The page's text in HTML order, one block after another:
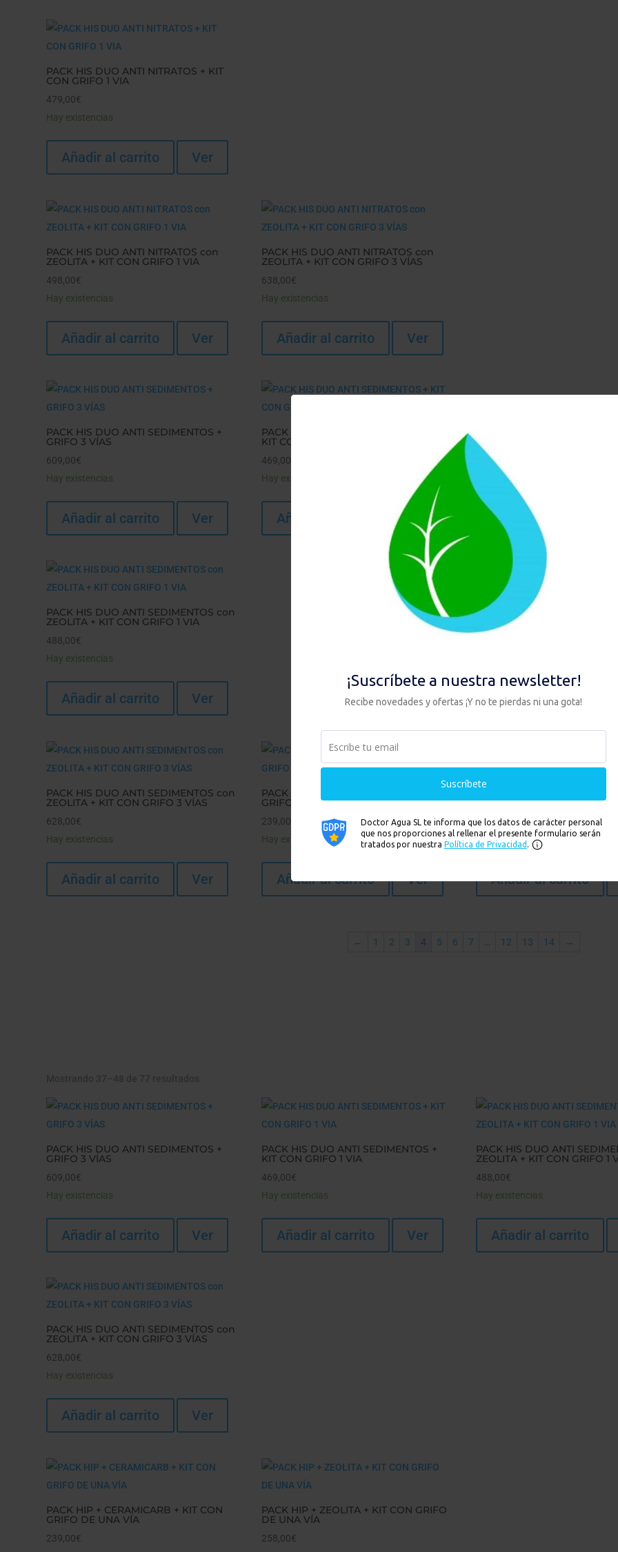
PACK HIS DUO ANTI NITRATOS + KIT
CON GRIFO 1 VIA
479,00€
Hay existencias
Añadir al carrito Ver
PACK HIS DUO ANTI NITRATOS con
ZEOLITA + KIT CON GRIFO 1 VIA
498,00€
Hay existencias
Añadir al carrito Ver
PACK HIS DUO ANTI NITRATOS con
ZEOLITA + KIT CON GRIFO 3 VÍAS
638,00€
Hay existencias
Añadir al carrito Ver
PACK HIS DUO ANTI SEDIMENTOS +
GRIFO 3 VÍAS
609,00€
Hay existencias
Añadir al carrito Ver
PACK HIS DUO ANTI SEDIMENTOS +
KIT CON GRIFO 1 VIA
469,00
Hay existencias
Añadir al carrito Ver
PACK HIS DUO ANTI SEDIMENTOS con
ZEOLITA + KIT CON GRIFO 1 VIA
488,00€
Hay existencias
Añadir al carrito Ver
PACK HIS DUO ANTI SEDIMENTOS con
ZEOLITA + KIT CON GRIFO 3 VÍAS
628,00€
Hay existencias
Añadir al carrito Ver
PACK HIP + CERAMICARB + KIT CON
GRIFO DE UNA VÍA
239,00
Hay existencias
Añadir al carrito Ver
PACK HIP + ZEOLITA + KIT
DE UNA VÍA
258,00€
Hay existencias
Añadir al carrito
← 1 2 3 4 5 6 7 12 13 14 →
PACK HIS DUO ANTI SEDIMENTOS +
GRIFO 3 VÍAS
609,00€
Hay existencias
Añadir al carrito Ver
PACK HIS DUO ANTI SEDIMENTOS +
KIT CON GRIFO 1 VIA
469,00€
Hay existencias
Añadir al carrito Ver
PACK HIS DUO ANTI
ZEOLITA + KIT CON GRIFO 1
488,00€
Hay existencias
Añadir al carrito
PACK HIS DUO ANTI SEDIMENTOS con
ZEOLITA + KIT CON GRIFO 3 VÍAS
628,00€
Hay existencias
Añadir al carrito Ver
PACK HIP + CERAMICARB + KIT CON
GRIFO DE UNA VÍA
239,00€
PACK HIP + ZEOLITA + KIT CON GRIFO
DE UNA VÍA
258,00€